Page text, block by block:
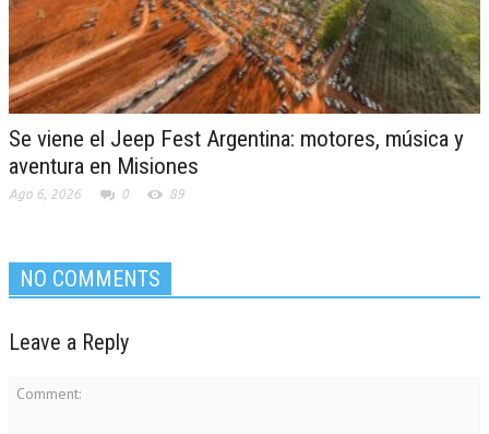
Se viene el Jeep Fest Argentina: motores, música y
aventura en Misiones
Ago 6, 2026 0 89
NO COMMENTS
Leave a Reply